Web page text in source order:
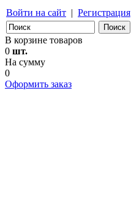
Войти на сайт | Регистрация
В корзине товаров
0 шт.
На сумму
0
Оформить заказ